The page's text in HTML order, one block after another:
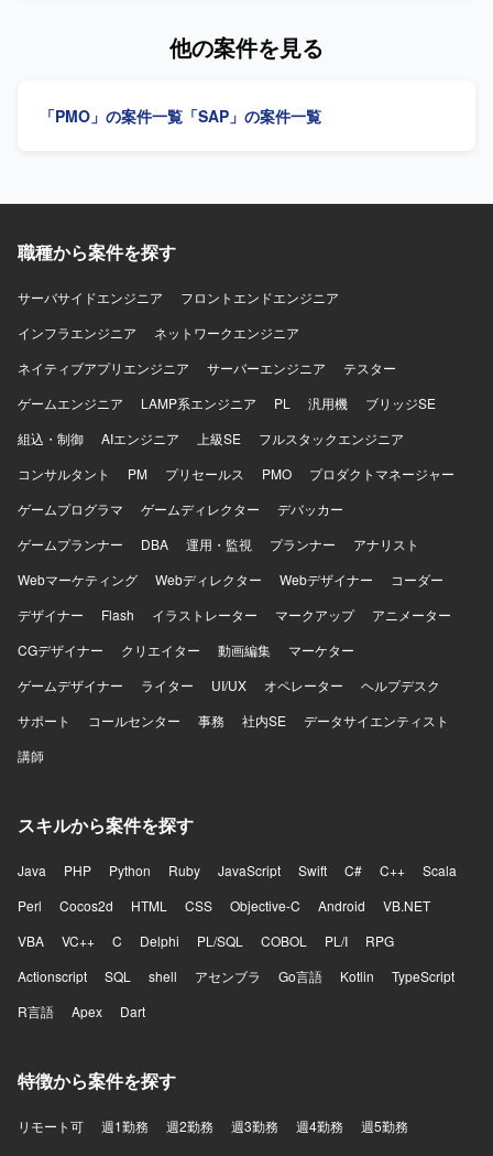
ャリア形成にもつながります。 【開発環境】 SAP
ただける方を求めております。 【ポジションの魅力】 基幹
SAPスキルを高めていただけます。 【開発環境】 SAP
他の案件を見る
「PMO」の案件一覧 「SAP」の案件一覧
職種から案件を探す
サーバサイドエンジニア
フロントエンドエンジニア
インフラエンジニア
ネットワークエンジニア
ネイティブアプリエンジニア
サーバーエンジニア
テスター
ゲームエンジニア
LAMP系エンジニア PL 汎用機
ブリッジSE
組込・制御
AIエンジニア 上級SE
フルスタックエンジニア
コンサルタント
PM プリセールス PMO
プロダクトマネージャー
ゲームプログラマ
ゲームディレクター
デバッカー
ゲームプランナー
DBA 運用・監視 プランナー
アナリスト
Webマーケティング
Webディレクター Webデザイナー
コーダー
デザイナー
Flash イラストレーター マークアップ
アニメーター
CGデザイナー
クリエイター 動画編集
マーケター
ゲームデザイナー
ライター UI/UX オペレーター
ヘルプデスク
サポート
コールセンター 事務 社内SE
データサイエンティスト
講師
スキルから案件を探す
Java PHP Python Ruby JavaScript Swift C# C++
Scala
Perl
Cocos2d HTML CSS Objective-C Android
VB.NET
VBA
VC++ C Delphi PL/SQL COBOL PL/I
RPG
Actionscript
SQL shell アセンブラ Go言語 Kotlin
TypeScript
R言語
Apex Dart
特徴から案件を探す
リモート可 週1勤務 週2勤務 週3勤務 週4勤務 週5勤務